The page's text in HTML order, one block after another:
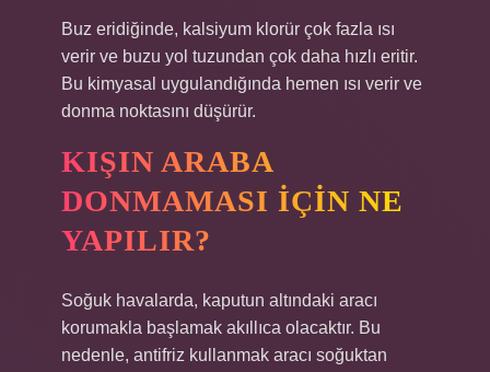
Buz eridiğinde, kalsiyum klorür çok fazla ısı
verir ve buzu yol tuzundan çok daha hızlı eritir.
Bu kimyasal uygulandığında hemen ısı verir ve
donma noktasını düşürür.
KIŞIN ARABA
DONMAMASI IÇIN NE
YAPILIR?
Soğuk havalarda, kaputun altındaki aracı
korumakla başlamak akıllıca olacaktır. Bu
nedenle, antifriz kullanmak aracı soğuktan